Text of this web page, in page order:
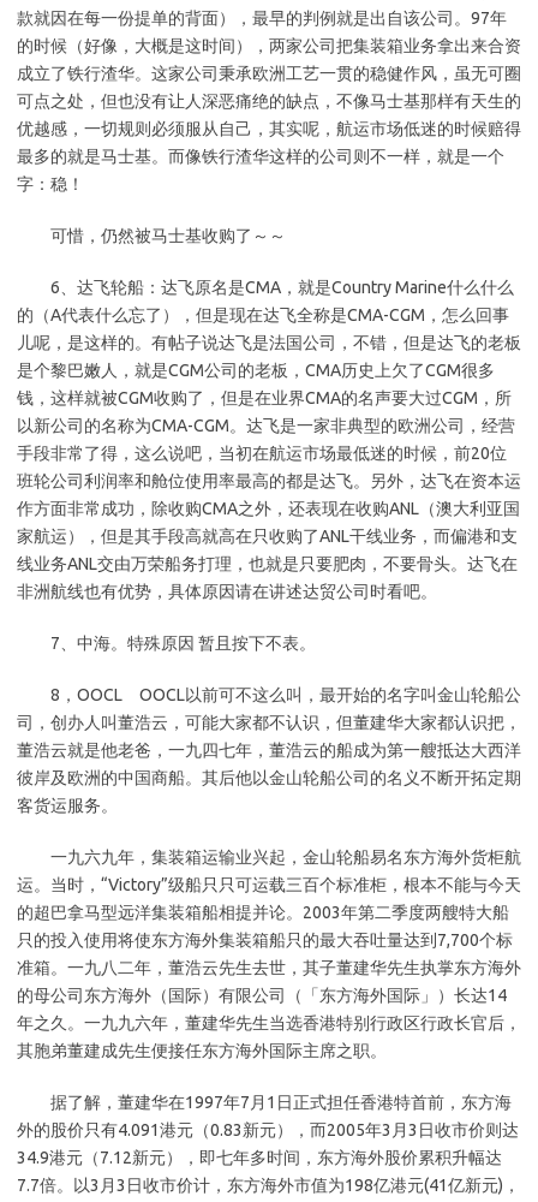
款就因在每一份提单的背面），最早的判例就是出自该公司。97年
的时候（好像，大概是这时间），两家公司把集装箱业务拿出来合资
成立了铁行渣华。这家公司秉承欧洲工艺一贯的稳健作风，虽无可圈
可点之处，但也没有让人深恶痛绝的缺点，不像马士基那样有天生的
优越感，一切规则必须服从自己，其实呢，航运市场低迷的时候赔得
最多的就是马士基。而像铁行渣华这样的公司则不一样，就是一个
字：稳！
可惜，仍然被马士基收购了～～
6、达飞轮船：达飞原名是CMA，就是Country Marine什么什么
的（A代表什么忘了），但是现在达飞全称是CMA-CGM，怎么回事
儿呢，是这样的。有帖子说达飞是法国公司，不错，但是达飞的老板
是个黎巴嫩人，就是CGM公司的老板，CMA历史上欠了CGM很多
钱，这样就被CGM收购了，但是在业界CMA的名声要大过CGM，所
以新公司的名称为CMA-CGM。达飞是一家非典型的欧洲公司，经营
手段非常了得，这么说吧，当初在航运市场最低迷的时候，前20位
班轮公司利润率和舱位使用率最高的都是达飞。另外，达飞在资本运
作方面非常成功，除收购CMA之外，还表现在收购ANL（澳大利亚国
家航运），但是其手段高就高在只收购了ANL干线业务，而偏港和支
线业务ANL交由万荣船务打理，也就是只要肥肉，不要骨头。达飞在
非洲航线也有优势，具体原因请在讲述达贸公司时看吧。
7、中海。特殊原因 暂且按下不表。
8，OOCL OOCL以前可不这么叫，最开始的名字叫金山轮船公
司，创办人叫董浩云，可能大家都不认识，但董建华大家都认识把，
董浩云就是他老爸，一九四七年，董浩云的船成为第一艘抵达大西洋
彼岸及欧洲的中国商船。其后他以金山轮船公司的名义不断开拓定期
客货运服务。
一九六九年，集装箱运输业兴起，金山轮船易名东方海外货柜航
运。当时，“Victory”级船只只可运载三百个标准柜，根本不能与今天
的超巴拿马型远洋集装箱船相提并论。2003年第二季度两艘特大船
只的投入使用将使东方海外集装箱船只的最大吞吐量达到7,700个标
准箱。一九八二年，董浩云先生去世，其子董建华先生执掌东方海外
的母公司东方海外（国际）有限公司（「东方海外国际」）长达14
年之久。一九九六年，董建华先生当选香港特别行政区行政长官后，
其胞弟董建成先生便接任东方海外国际主席之职。
据了解，董建华在1997年7月1日正式担任香港特首前，东方海
外的股价只有4.091港元（0.83新元），而2005年3月3日收市价则达
34.9港元（7.12新元），即七年多时间，东方海外股价累积升幅达
7.7倍。以3月3日收市价计，东方海外市值为198亿港元(41亿新元)，